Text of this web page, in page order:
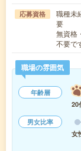
応募資格
職種未
要
無資格
不要で
職場の雰囲気
年齢層
20
男女比率
女